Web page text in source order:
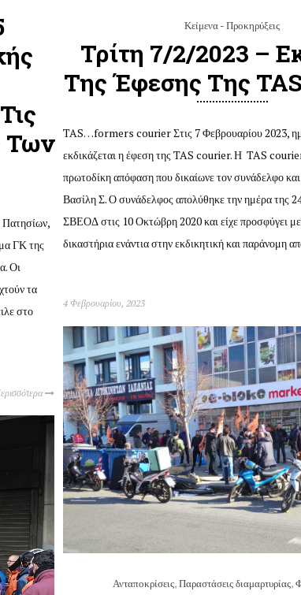
Των
ΓΚ της
Οι
τα
στο
Κείμενα - Προκηρύξεις
Τρίτη 7/2/2023 –
Της Έφεσης Της
TAS…formers courier Στις 7 Φεβρουαρίου 2023,
εκδικάζεται η έφεση της TAS courier. Η TAS
πρωτοδίκη απόφαση που δικαίωνε τον συνάδελφο
Βασίλη Σ. Ο συνάδελφος απολύθηκε την ημέρα της
ΣΒΕΟΔ στις 10 Οκτώβρη 2020 και είχε προσφύγει
δικαστήρια ενάντια στην εκδικητική και παράνομη
4 Φεβρουαρίου, 2023
Ανταποκρίσεις,Παραστάσεις διαμαρτυρίας,